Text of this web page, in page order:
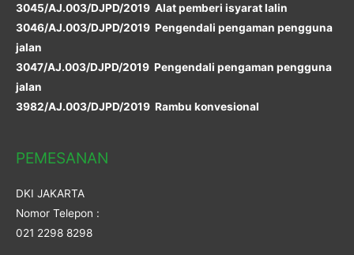
3045/AJ.003/DJPD/2019 Alat pemberi isyarat lalin
3046/AJ.003/DJPD/2019 Pengendali pengaman pengguna
jalan
3047/AJ.003/DJPD/2019 Pengendali pengaman pengguna
jalan
3982/AJ.003/DJPD/2019 Rambu konvesional
PEMESANAN
DKI JAKARTA
Nomor Telepon :
021 2298 8298